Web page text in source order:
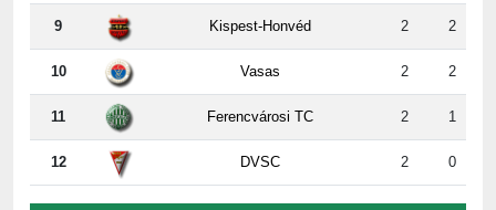
10 Vasas 2 2
11 Ferencvárosi TC 2 1
12 DVSC 2 0